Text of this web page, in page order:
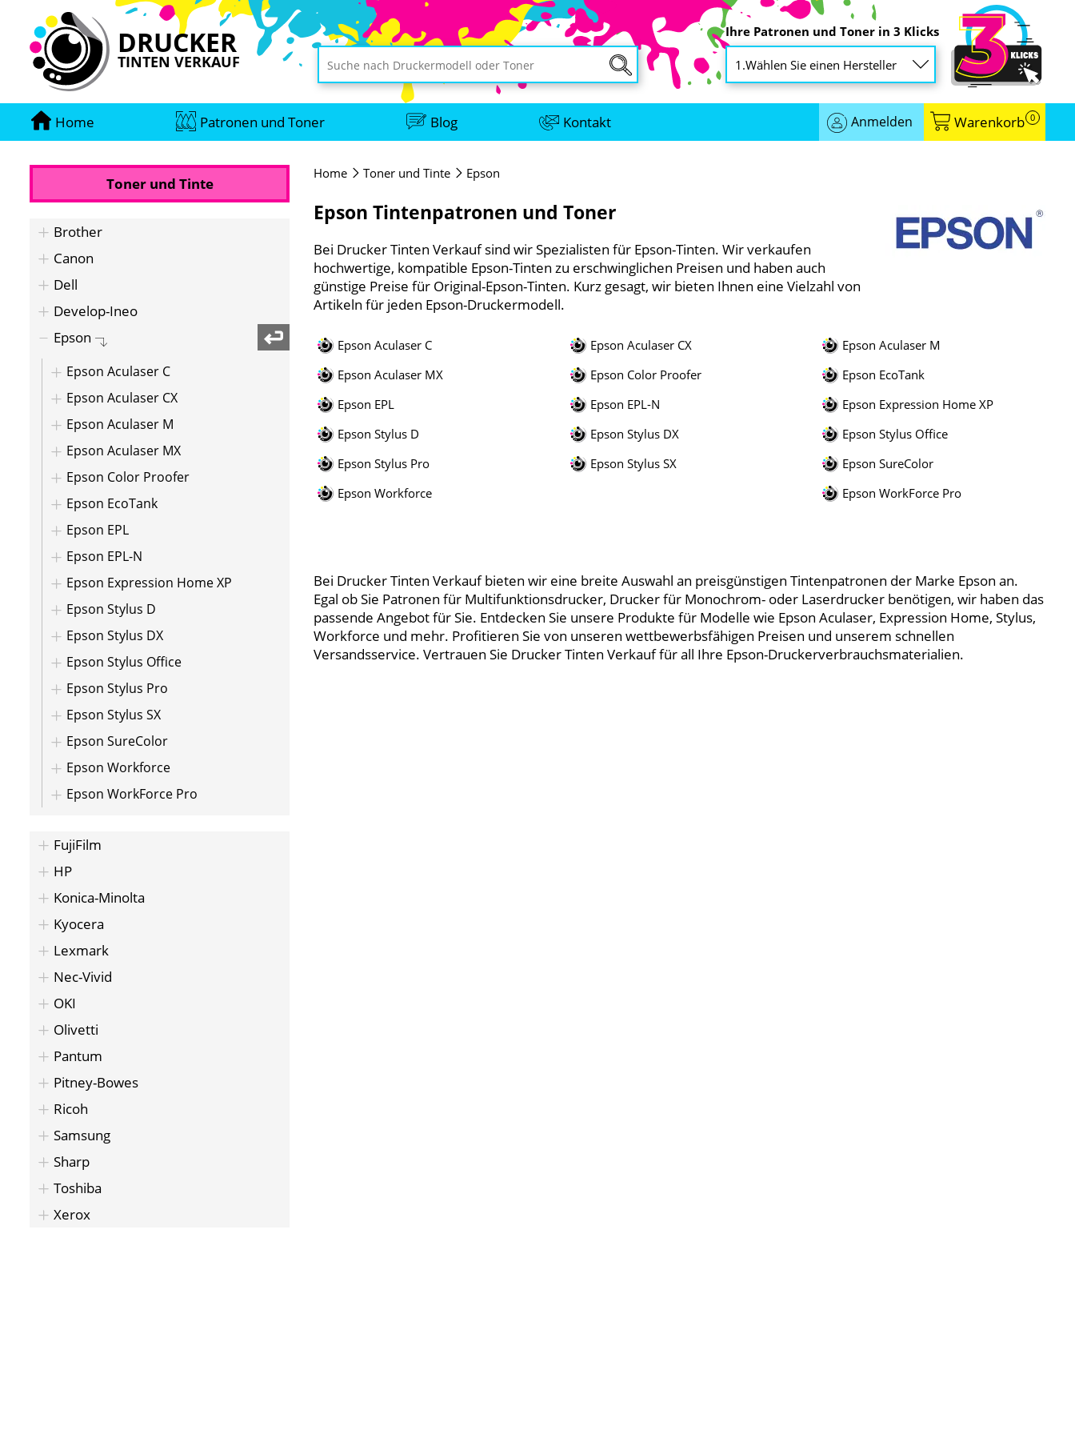
DRUCKER
TINTEN VERKAUF
Ihre Patronen und Toner in 3 Klicks
Home Patronen und Toner Blog Kontakt Anmelden Warenkorb 0
Toner und Tinte
Brother
Canon
Dell
Develop-Ineo
Epson
Epson Aculaser C
Epson Aculaser CX
Epson Aculaser M
Epson Aculaser MX
Epson Color Proofer
Epson EcoTank
Epson EPL
Epson EPL-N
Epson Expression Home XP
Epson Stylus D
Epson Stylus DX
Epson Stylus Office
Epson Stylus Pro
Epson Stylus SX
Epson SureColor
Epson Workforce
Epson WorkForce Pro
FujiFilm
HP
Konica-Minolta
Kyocera
Lexmark
Nec-Vivid
OKI
Olivetti
Pantum
Pitney-Bowes
Ricoh
Samsung
Sharp
Toshiba
Xerox
Home Toner und Tinte Epson
Epson Tintenpatronen und Toner
Bei Drucker Tinten Verkauf sind wir Spezialisten für Epson-Tinten. Wir verkaufen
hochwertige, kompatible Epson-Tinten zu erschwinglichen Preisen und haben auch
günstige Preise für Original-Epson-Tinten. Kurz gesagt, wir bieten Ihnen eine Vielzahl von
Artikeln für jeden Epson-Druckermodell.
Epson Aculaser C Epson Aculaser CX
Epson Aculaser M
Epson Aculaser MX
Epson Color Proofer
Epson EcoTank
Epson EPL
Epson EPL-N
Epson Expression Home XP
Epson Stylus D
Epson Stylus DX
Epson Stylus Office
Epson Stylus Pro
Epson Stylus SX
Epson SureColor
Epson Workforce
Epson WorkForce Pro
Bei Drucker Tinten Verkauf bieten wir eine breite Auswahl an preisgünstigen Tintenpatronen der Marke Epson an.
Egal ob Sie Patronen für Multifunktionsdrucker, Drucker für Monochrom- oder Laserdrucker benötigen, wir haben das
passende Angebot für Sie. Entdecken Sie unsere Produkte für Modelle wie Epson Aculaser, Expression Home, Stylus,
Workforce und mehr. Profitieren Sie von unseren wettbewerbsfähigen Preisen und unserem schnellen
Versandsservice. Vertrauen Sie Drucker Tinten Verkauf für all Ihre Epson-Druckerverbrauchsmaterialien.